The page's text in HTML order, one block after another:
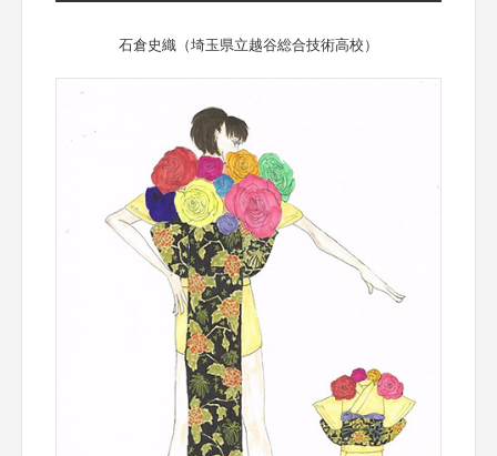
石倉史織（埼玉県立越谷総合技術高校）